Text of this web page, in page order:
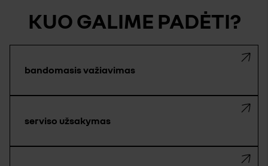
KUO GALIME PADĖTI?
bandomasis važiavimas
serviso užsakymas